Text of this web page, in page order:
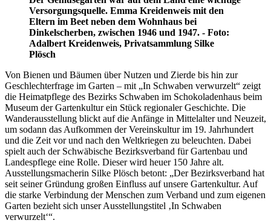
Versorgungsquelle. Emma Kreidenweis mit den
Eltern im Beet neben dem Wohnhaus bei
Dinkelscherben, zwischen 1946 und 1947. - Foto:
Adalbert Kreidenweis, Privatsammlung Silke
Plösch
Von Bienen und Bäumen über Nutzen und Zierde bis hin zur
Geschlechterfrage im Garten – mit „In Schwaben verwurzelt“ zeigt
die Heimatpflege des Bezirks Schwaben im Schokoladenhaus beim
Museum der Gartenkultur ein Stück regionaler Geschichte. Die
Wanderausstellung blickt auf die Anfänge in Mittelalter und Neuzeit,
um sodann das Aufkommen der Vereinskultur im 19. Jahrhundert
und die Zeit vor und nach den Weltkriegen zu beleuchten. Dabei
spielt auch der Schwäbische Bezirksverband für Gartenbau und
Landespflege eine Rolle. Dieser wird heuer 150 Jahre alt.
Ausstellungsmacherin Silke Plösch betont: „Der Bezirksverband hat
seit seiner Gründung großen Einfluss auf unsere Gartenkultur. Auf
die starke Verbindung der Menschen zum Verband und zum eigenen
Garten bezieht sich unser Ausstellungstitel ‚In Schwaben
verwurzelt‘“.